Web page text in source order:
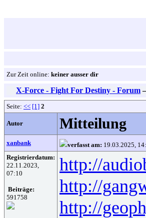
Zur Zeit online: keiner ausser dir
X-Force - Fight For Destiny - Forum
Seite: << [1] 2
Autor Mitteilung
xanbank verfasst am: 19.03.2025,
Registrierdatum:
22.11.2023,
07:10
Beiträge:
591758
http://
http://
http://